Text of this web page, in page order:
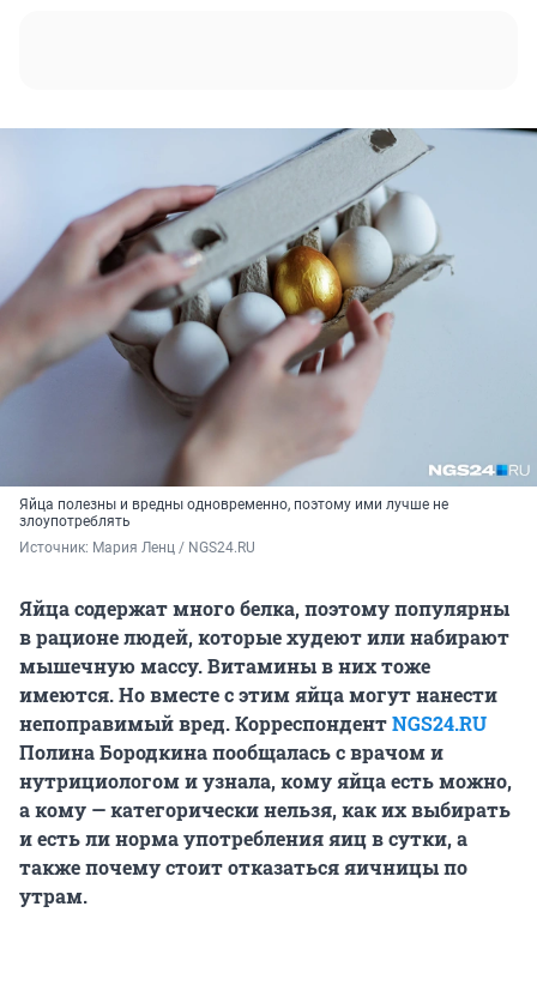
Яйца полезны и вредны одновременно, поэтому ими лучше не
злоупотреблять
Источник: Мария Ленц / NGS24.RU
Яйца содержат много белка, поэтому популярны
в рационе людей, которые худеют или набирают
мышечную массу. Витамины в них тоже
имеются. Но вместе с этим яйца могут нанести
непоправимый вред. КорреспондентNGS24.RU
Полина Бородкина пообщалась с врачом и
нутрициологом и узнала, кому яйца есть можно,
а кому — категорически нельзя, как их выбирать
и есть ли норма употребления яиц в сутки, а
также почему стоит отказаться яичницы по
утрам.